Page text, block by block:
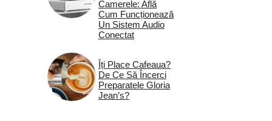
Camerele: Află
Cum Funcționează
Un Sistem Audio
Conectat
Îți Place Cafeaua?
De Ce Să Încerci
Preparatele Gloria
Jean’s?